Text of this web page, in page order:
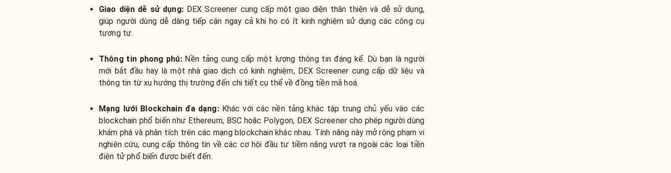
Giao diện dễ sử dụng: DEX Screener cung cấp một giao diện thân thiện và dễ sử dụng,
giúp người dùng dễ dàng tiếp cận ngay cả khi họ có ít kinh nghiệm sử dụng các công cụ
tương tự.
Thông tin phong phú: Nền tảng cung cấp một lượng thông tin đáng kể. Dù bạn là người
mới bắt đầu hay là một nhà giao dịch có kinh nghiệm, DEX Screener cung cấp dữ liệu và
thông tin từ xu hướng thị trường đến chi tiết cụ thể về đồng tiền mã hoá.
Mạng lưới Blockchain đa dạng:Khác với các nền tảng khác tập trung chủ yếu vào các
blockchain phổ biến như Ethereum, BSC hoặc Polygon, DEX Screener cho phép người dùng
khám phá và phân tích trên các mạng blockchain khác nhau. Tính năng này mở rộng phạm vi
nghiên cứu, cung cấp thông tin về các cơ hội đầu tư tiềm năng vượt ra ngoài các loại tiền
điện tử phổ biến được biết đến.